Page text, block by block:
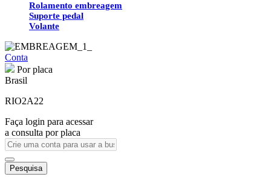
Rolamento embreagem
Suporte pedal
Volante
Conta
Por placa
Brasil
RIO2A22
Faça login para acessar
a consulta por placa
Pesquisa